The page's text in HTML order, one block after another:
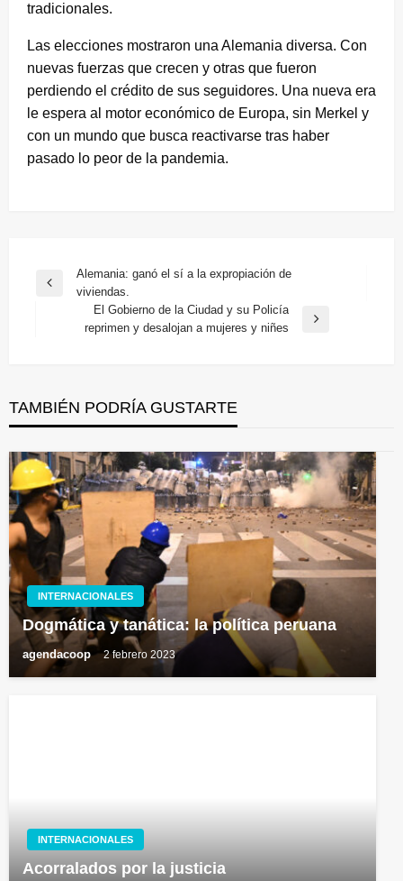
tradicionales.
Las elecciones mostraron una Alemania diversa. Con
nuevas fuerzas que crecen y otras que fueron
perdiendo el crédito de sus seguidores. Una nueva era
le espera al motor económico de Europa, sin Merkel y
con un mundo que busca reactivarse tras haber
pasado lo peor de la pandemia.
Navegación
entradas
Entrada
Alemania: ganó el sí a la expropiación de
viviendas.
Entrada
El Gobierno de la Ciudad y su Policía
reprimen y desalojan a mujeres y niñes
TAMBIÉN PODRÍA GUSTARTE
INTERNACIONALES
Dogmática y tanática: la política peruana
agendacoop 2 febrero 2023
INTERNACIONALES
Acorralados por la justicia